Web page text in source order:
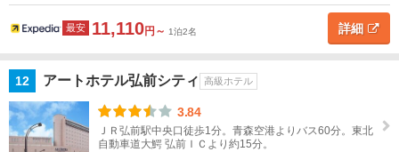
最安 11,110円～ 1泊2名 詳細
12 アートホテル弘前シティ 高級ホテル
3.84
ＪＲ弘前駅中央口徒歩1分。青森空港よりバス60分。東北
自動車道大鰐 弘前ＩＣより約15分。